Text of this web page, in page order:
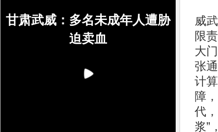
甘肃武威：多名未成年人遭胁
迫卖血
威
限
大
张
计
障
代
浆”